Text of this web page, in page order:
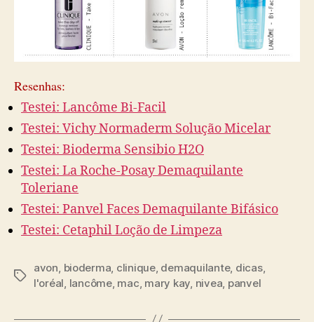
Resenhas:
Testei: Lancôme Bi-Facil
Testei: Vichy Normaderm Solução Micelar
Testei: Bioderma Sensibio H2O
Testei: La Roche-Posay Demaquilante
Toleriane
Testei: Panvel Faces Demaquilante Bifásico
Testei: Cetaphil Loção de Limpeza
Tags
avon, bioderma, clinique, demaquilante, dicas,
l'oréal, lancôme, mac, mary kay, nivea, panvel